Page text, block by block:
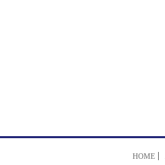
HOME